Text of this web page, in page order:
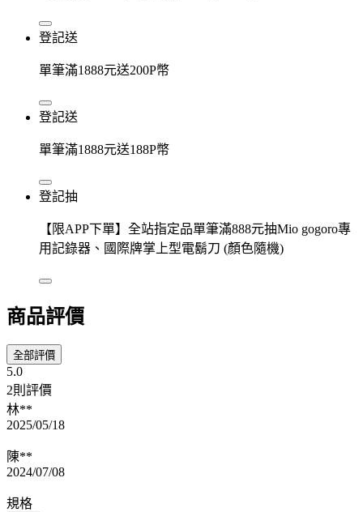
登記送
單筆滿1888元送200P幣
登記送
單筆滿1888元送188P幣
登記抽
【限APP下單】全站指定品單筆滿888元抽Mio gogoro專
用記錄器、國際牌掌上型電鬍刀 (顏色隨機)
商品評價
全部評價
5.0
2則評價
林**
2025/05/18
陳**
2024/07/08
規格